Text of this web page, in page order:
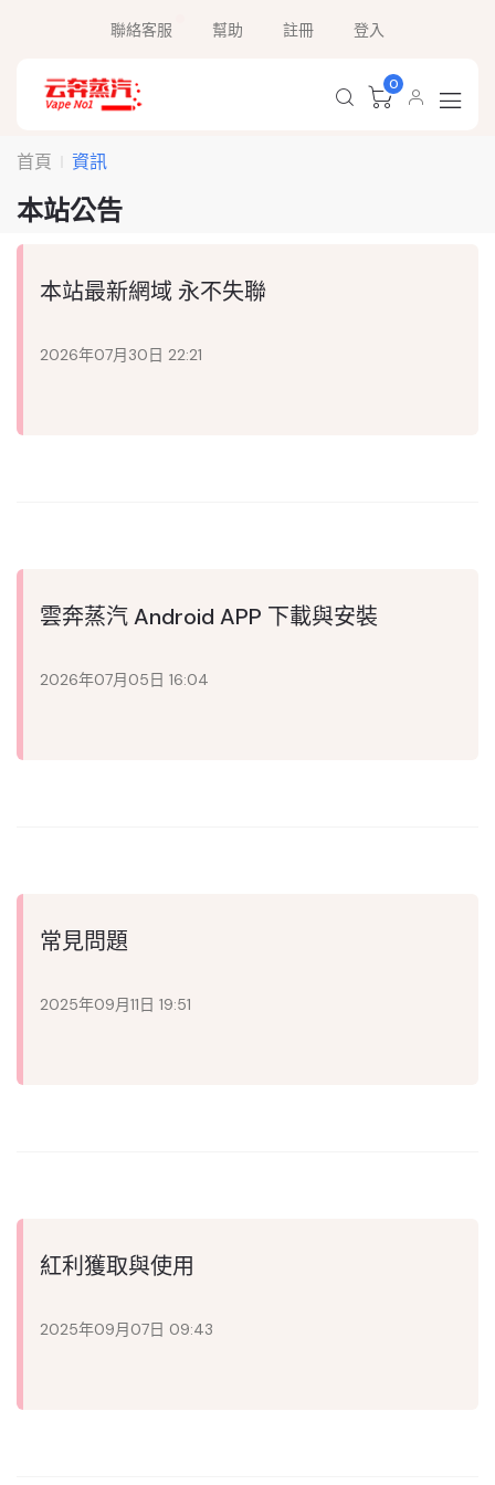
聯絡客服 幫助 註冊 登入
0
首頁 資訊
本站公告
本站最新網域 永不失聯
2026年07月30日 22:21
雲奔蒸汽 Android APP 下載與安裝
2026年07月05日 16:04
常見問題
2025年09月11日 19:51
紅利獲取與使用
2025年09月07日 09:43